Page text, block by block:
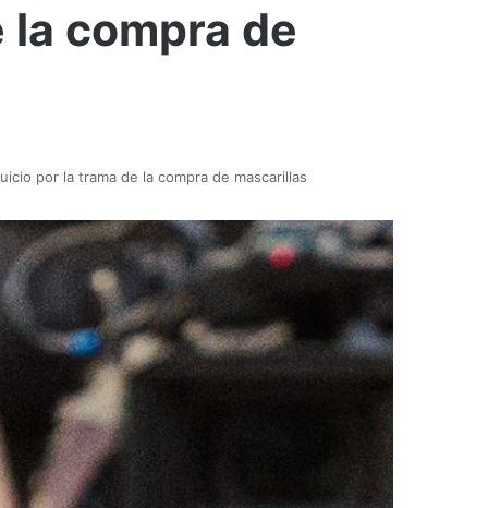
compra de
por la trama de la compra de mascarillas